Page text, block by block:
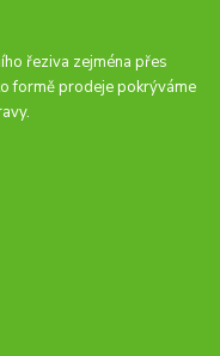
řeziva zejména přes
formě prodeje pokrýváme